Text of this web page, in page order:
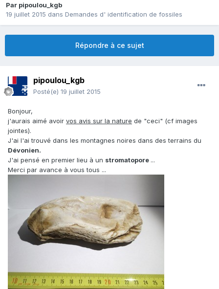
Par pipoulou_kgb
19 juillet 2015 dans Demandes d' identification de fossiles
Répondre à ce sujet
pipoulou_kgb
Posté(e) 19 juillet 2015
Bonjour,
j'aurais aimé avoir vos avis sur la nature de "ceci" (cf images
jointes).
J'ai l'ai trouvé dans les montagnes noires dans des terrains du
Dévonien.
J'ai pensé en premier lieu à un stromatopore ...
Merci par avance à vous tous ...